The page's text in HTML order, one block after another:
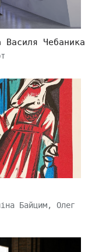
Чебаника
Байцим, Олег